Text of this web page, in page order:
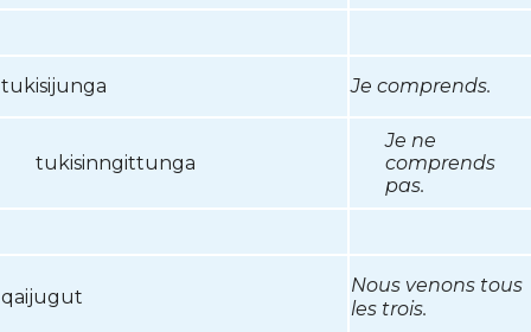
tukisijunga Je comprends.
tukisinngittunga
Je ne
comprends
pas.
qaijugut
Nous venons tous
les trois.